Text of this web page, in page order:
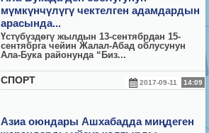
мүмкүнчүлүгү чектелген адамдардын
арасында...
Үстүбүздөгү жылдын 13-сентябрдан 15-
сентябрга чейин Жалал-Абад облусунун
Ала-Бука районунда “Биз...
СПОРТ 2017-09-11 14:09
Азиа оюндары Ашхабадда миңдеген